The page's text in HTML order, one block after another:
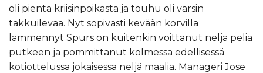
oli pientä kriisinpoikasta ja touhu oli varsin
takkuilevaa. Nyt sopivasti kevään korvilla
lämmennyt Spurs on kuitenkin voittanut neljä peliä
putkeen ja pommittanut kolmessa edellisessä
kotiottelussa jokaisessa neljä maalia. Manageri Jose